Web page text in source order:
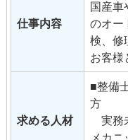
仕事内容
国産車
のオー
検、修
お客様
イベン
載撮影
ントも
表紙
求める人材
■整備
方
実務
メカニ